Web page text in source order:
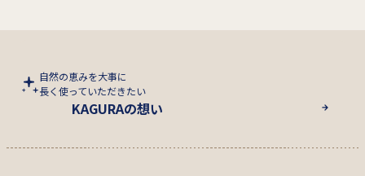
自然の恵みを大事に
長く使っていただきたい
KAGURAの想い